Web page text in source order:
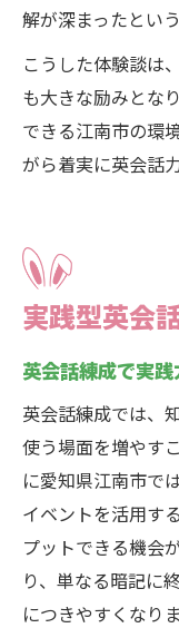
解が深まったとい
こうした体験談は
も大きな励みとな
できる江南市の環
がら着実に英会話
実践型英会
英会話練成で実
英会話練成では、
使う場面を増やす
に愛知県江南市で
イベントを活用す
プットできる機会
り、単なる暗記に
につきやすくなりま